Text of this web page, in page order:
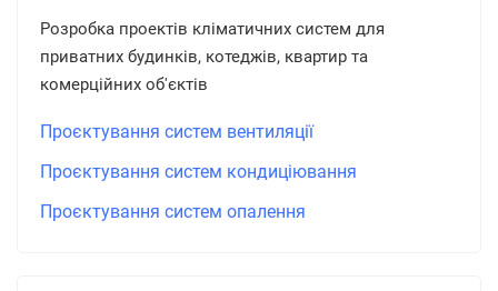
Розробка проектів кліматичних систем для
приватних будинків, котеджів, квартир та
комерційних об'єктів
Проєктування систем вентиляції
Проєктування систем кондиціювання
Проєктування систем опалення